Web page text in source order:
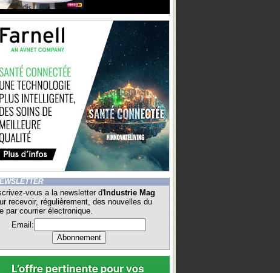
vous a la newsletter d' Industrie Mag
recevoir, régulièrement, des nouvelles du
par courrier électronique.
Email: